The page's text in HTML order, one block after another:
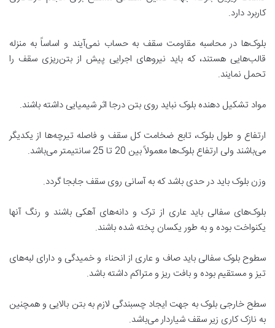
کاربرد دارد.
بلوک‌ها در محاسبه مقاومت سقف به حساب نمی‌آیند و اساساً به منزله
قالب‌هایی هستند، که باید نیروهای اجرایی پیش از بتن‌ریزی سقف را
تحمل نمایند.
مواد تشکیل دهنده بلوک نباید روی بتن درجا اثر شیمیایی داشته باشند.
ارتفاع و طول بلوک، تابع ضخامت کل سقف و فاصله تیرچه‌ها از یکدیگر
می‌باشند ولی ارتفاع بلوک‌ها معمولاً بین 20 تا 25 سانتیمتر می‌باشد.
وزن بلوک باید در حدی باشد که به آسانی روی سقف جابجا گردد.
بلوک‌های سفالی باید عاری از ترک و دانه‌های آهکی باشند و رنگ آنها
یکنواخت بوده و به طور یکسان پخته شده باشند.
سطوح بلوک سفالی باید صاف و عاری از انحناء و خمیدگی و دارای لبه‌های
تیز و مستقیم بوده و بافت ریز و متراکم داشته باشد.
سطح خارجی بلوک به جهت ایجاد چسبندگی لازم به بتن بالایی و همچنین
به نازک کاری زیر سقف شیاردار می‌باشد.